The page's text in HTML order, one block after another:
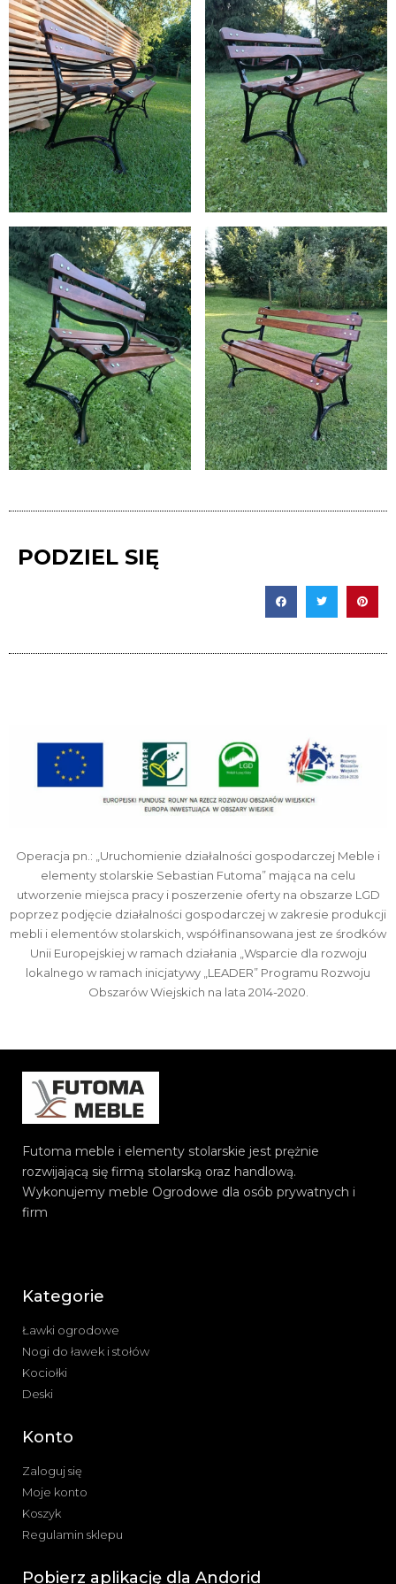
PODZIEL SIĘ
Operacja pn.: „Uruchomienie działalności gospodarczej Meble i
elementy stolarskie Sebastian Futoma” mająca na celu
utworzenie miejsca pracy i poszerzenie oferty na obszarze LGD
poprzez podjęcie działalności gospodarczej w zakresie produkcji
mebli i elementów stolarskich, współfinansowana jest ze środków
Unii Europejskiej w ramach działania „Wsparcie dla rozwoju
lokalnego w ramach inicjatywy „LEADER” Programu Rozwoju
Obszarów Wiejskich na lata 2014-2020.
Futoma meble i elementy stolarskie jest prężnie
rozwijającą się firmą stolarską oraz handlową.
Wykonujemy meble Ogrodowe dla osób prywatnych i
firm
Kategorie
Ławki ogrodowe
Nogi do ławek i stołów
Kociołki
Deski
Konto
Zaloguj się
Moje konto
Koszyk
Regulamin sklepu
Pobierz aplikację dla Andorid